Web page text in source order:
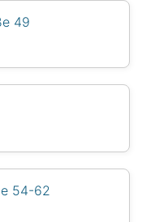
49
54-62